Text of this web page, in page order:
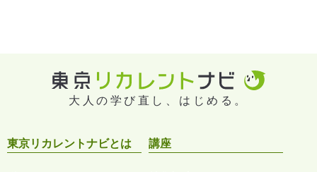
大人の学び直し、はじめる。
東京リカレントナビとは 講座